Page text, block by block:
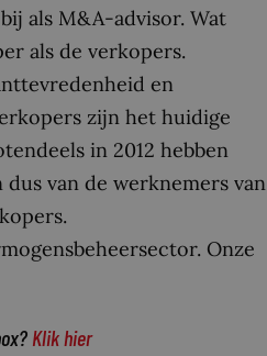
als M&A-advisor. Wat
als de verkopers.
en
zijn het huidige
in 2012 hebben
van de werknemers van
Onze
Klik hier